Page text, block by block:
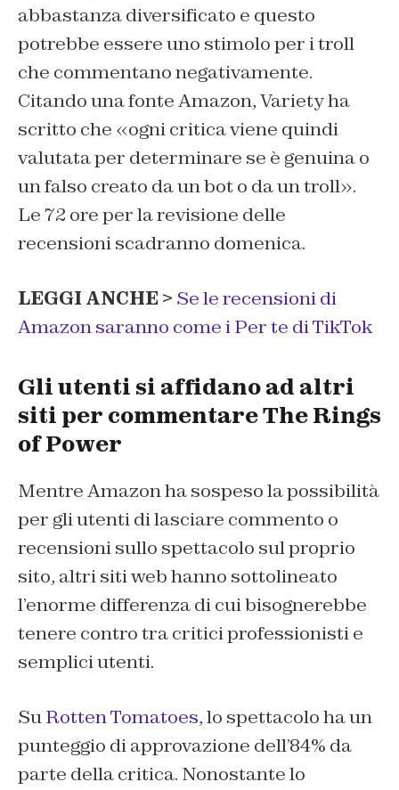
abbastanza diversificato e questo
potrebbe essere uno stimolo per i troll
che commentano negativamente.
Citando una fonte Amazon,Varietyha
scritto che «ogni critica viene quindi
valutata per determinare se è genuina o
un falso creato da un bot o da un troll».
Le 72 ore per la revisione delle
recensioni scadranno domenica.
LEGGI ANCHE > Se le recensioni di
Amazon saranno come i Per te di TikTok
Gli utenti si affidano ad altri
siti per commentareThe Rings
of Power
Mentre Amazon ha sospeso la possibilità
per gli utenti di lasciare commento o
recensioni sullo spettacolo sul proprio
sito, altri siti web hanno sottolineato
l’enorme differenza di cui bisognerebbe
tenere contro tra critici professionisti e
semplici utenti.
SuRotten Tomatoes,lo spettacolo ha un
punteggio di approvazione dell’84% da
parte della critica. Nonostante lo